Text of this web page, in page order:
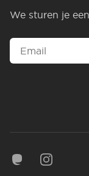
We sturen je
MastodonInstagram